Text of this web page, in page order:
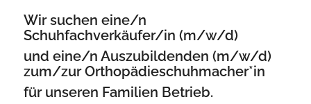
Wir suchen eine/n
Schuhfachverkäufer/in (m/w/d)
und eine/n Auszubildenden (m/w/d)
zum/zur Orthopädieschuhmacher*in
für unseren Familien Betrieb.